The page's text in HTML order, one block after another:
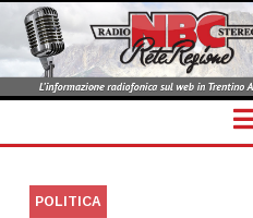
POLITICA